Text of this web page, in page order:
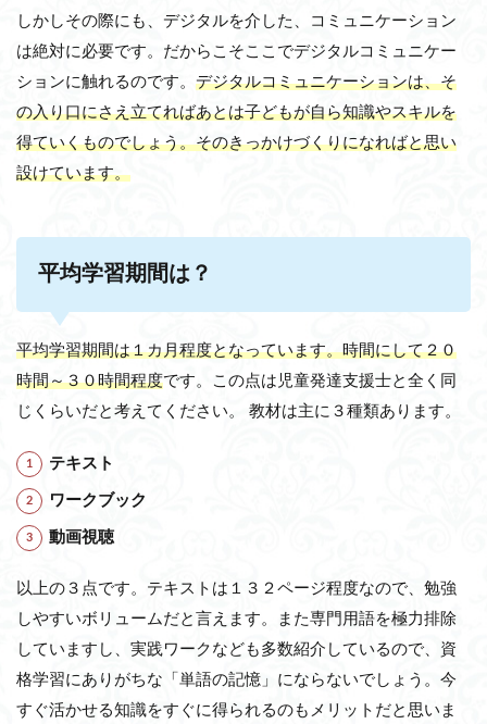
しかしその際にも、デジタルを介した、コミュニケーション
は絶対に必要です。だからこそここでデジタルコミュニケー
ションに触れるのです。 デジタルコミュニケーションは、そ
の入り口にさえ立てればあとは子どもが自ら知識やスキルを
得ていくものでしょう。そのきっかけづくりになればと思い
設けています。
平均学習期間は？
平均学習期間は１カ月程度となっています。時間にして２０
時間～３０時間程度です。この点は児童発達支援士と全く同
じくらいだと考えてください。 教材は主に３種類あります。
テキスト
ワークブック
動画視聴
以上の３点です。テキストは１３２ページ程度なので、勉強
しやすいボリュームだと言えます。また専門用語を極力排除
していますし、実践ワークなども多数紹介しているので、資
格学習にありがちな「単語の記憶」にならないでしょう。今
すぐ活かせる知識をすぐに得られるのもメリットだと思いま